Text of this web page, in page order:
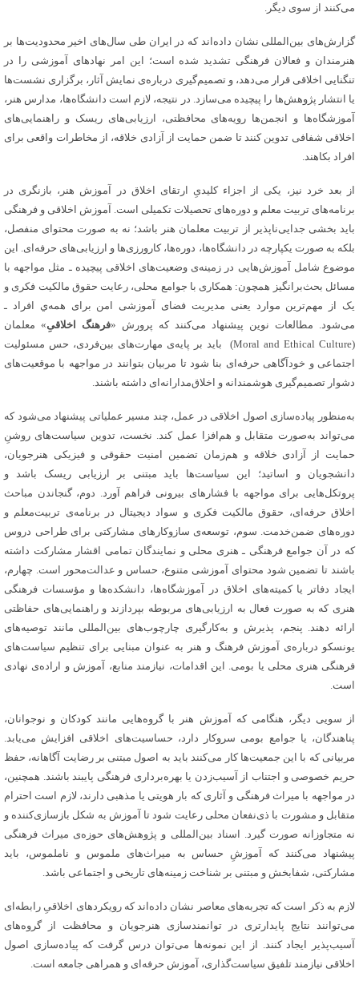
می‌کنند از سوی دیگر‌.
گزارش‌های بین‌المللی نشان داده‌اند که در ایران طی سال‌های اخیر محدودیت‌ها بر
هنرمندان و فعالان فرهنگی تشدید شده است؛ این امر نهادهای آموزشی را در
تنگنایی اخلاقی قرار می‌دهد، و تصمیم‌گیری درباره‌ی نمایش آثار، برگزاری نشست‌ها
یا انتشار پژوهش‌ها را پیچیده می‌سازد‌. در نتیجه، لازم است دانشگاه‌ها، مدارس هنر،
آموزشگاه‌ها و انجمن‌ها رویه‌های محافظتی، ارزیابی‌های ریسک و راهنمایی‌های
اخلاقی شفافی تدوین کنند تا ضمن حمایت از آزادی خلاقه، از مخاطرات واقعی برای
افراد بکاهند‌.
از بعد خرد نیز، یکی از اجزاء کلیدیِ ارتقای اخلاق در آموزش هنر، بازنگری در
برنامه‌های تربیت معلم و دوره‌های تحصیلات تکمیلی است‌. آموزش اخلاقی و فرهنگی
باید بخشی جدایی‌ناپذیر از تربیت معلمان هنر باشد؛ نه به صورت محتوای منفصل،
بلکه به صورت یکپارچه در دانشگاه‌ها، دوره‌ها، کارورزی‌ها و ارزیابی‌های حرفه‌ای‌. این
موضوع شامل آموزش‌هایی در زمینه‌ی وضعیت‌های اخلاقی پیچیده ـ مثل مواجهه با
مسائل بحث‌برانگیز همچون: همکاری با جوامع محلی، رعایت حقوق مالکیت فکری و
یک از مهم‌ترین موارد یعنی مدیریت فضای آموزشی امن برای همه‌ي افراد ـ
می‌شود‌. مطالعات نوین پیشنهاد می‌کنند که پرورش «فرهنگ اخلاقیِ» معلمان
(Moral and Ethical Culture) باید بر پایه‌ی مهارت‌های بین‌فردی، حس مسئولیت
اجتماعی و خودآگاهی حرفه‌ای بنا شود تا مربیان بتوانند در مواجهه با موقعیت‌های
دشوار تصمیم‌گیری هوشمندانه و اخلاق‌مدارانه‌ای داشته باشند‌.
به‌منظور پیاده‌سازی اصول اخلاقی در عمل، چند مسیر عملیاتی پیشنهاد می‌شود که
می‌تواند به‌صورت متقابل و هم‌افزا عمل کند‌. نخست، تدوین سیاست‌های روشنِ
حمایت از آزادی خلاقه و هم‌زمان تضمین امنیت حقوقی و فیزیکی هنرجویان،
دانشجویان و اساتید؛ این سیاست‌ها باید مبتنی بر ارزیابی ریسک باشد و
پروتکل‌هایی برای مواجهه با فشارهای بیرونی فراهم آورد‌. دوم، گنجاندن مباحث
اخلاق حرفه‌ای، حقوق مالکیت فکری و سواد دیجیتال در برنامه‌ی تربیت‌معلم و
دوره‌های ضمن‌خدمت‌. سوم، توسعه‌ی سازوکارهای مشارکتی برای طراحی دروس
که در آن جوامع فرهنگی ـ هنری محلی و نمایندگان تمامی اقشار مشارکت داشته
باشند تا تضمین شود محتوای آموزشی متنوع، حساس و عدالت‌محور است‌. چهارم،
ایجاد دفاتر یا کمیته‌های اخلاق در آموزشگاه‌ها، دانشکده‌ها و مؤسسات فرهنگی‌
هنری که به صورت فعال به ارزیابی‌های مربوطه بپردازند و راهنمایی‌های حفاظتی
ارائه دهند‌. پنجم، پذیرش و به‌کارگیری چارچوب‌های بین‌المللی مانند توصیه‌های
یونسکو درباره‌ی آموزش فرهنگ و هنر به عنوان مبنایی برای تنظیم سیاست‌های
فرهنگی هنری محلی یا بومی‌. این اقدامات، نیازمند منابع، آموزش و اراده‌ی نهادی
است‌.
از سویی دیگر، هنگامی که آموزش هنر با گروه‌هایی مانند کودکان و نوجوانان،
پناهندگان، یا جوامع بومی سروکار دارد، حساسیت‌های اخلاقی افزایش می‌یابد‌.
مربیانی که با این جمعیت‌ها کار می‌کنند باید به اصول مبتنی بر رضایت آگاهانه، حفظ
حریم خصوصی و اجتناب از آسیب‌زدن یا بهره‌برداری فرهنگی پایبند باشند‌. همچنین،
در مواجهه با میراث فرهنگی و آثاری که بار هویتی یا مذهبی دارند، لازم است احترام
متقابل و مشورت با ذی‌نفعان محلی رعایت شود تا آموزش به شکل بازسازی‌کننده و
نه متجاوزانه صورت گیرد‌. اسناد بین‌المللی و پژوهش‌های حوزه‌ی میراث فرهنگی
پیشنهاد می‌کنند که آموزشِ حساس به میراث‌های ملموس و ناملموس، باید
مشارکتی، شفابخش و مبتنی بر شناخت زمینه‌های تاریخی و اجتماعی باشد‌.
لازم به ذکر است که تجربه‌های معاصر نشان داده‌اند که رویکردهای اخلاقیِ رابطه‌ای
می‌توانند نتایج پایدارتری در توانمندسازی هنرجویان و محافظت از گروه‌های
آسیب‌پذیر ایجاد کنند‌. از این نمونه‌ها می‌توان درس گرفت که پیاده‌سازی اصول
اخلاقی نیازمند تلفیق سیاست‌گذاری، آموزش حرفه‌ای و همراهی جامعه است‌.